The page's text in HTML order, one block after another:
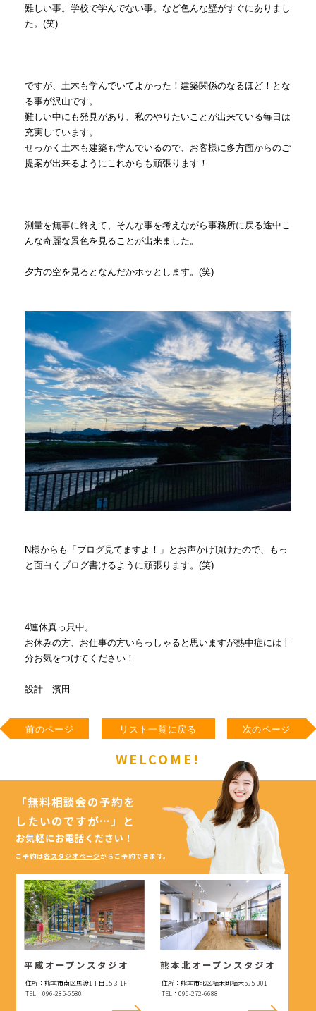
難しい事。学校で学んでない事。など色んな壁がすぐにありまし
た。(笑)
ですが、土木も学んでいてよかった！建築関係のなるほど！とな
る事が沢山です。
難しい中にも発見があり、私のやりたいことが出来ている毎日は
充実しています。
せっかく土木も建築も学んでいるので、お客様に多方面からのご
提案が出来るようにこれからも頑張ります！
測量を無事に終えて、そんな事を考えながら事務所に戻る途中こ
んな奇麗な景色を見ることが出来ました。
夕方の空を見るとなんだかホッとします。(笑)
N様からも「ブログ見てますよ！」とお声かけ頂けたので、もっ
と面白くブログ書けるように頑張ります。(笑)
4連休真っ只中。
お休みの方、お仕事の方いらっしゃると思いますが熱中症には十
分お気をつけてください！
設計 濱田
前のページ リスト一覧に戻る 次のページ
WELCOME!
「無料相談会の予約を
したいのですが…」
と
お気軽にお電話ください！
ご予約は各スタジオページからご予約できます。
平成オープンスタジオ
住所：熊本市南区馬渡1丁目15-3-1F
TEL：096-285-6580
熊本北オープンスタジオ
住所：熊本市北区植木町植木595-001
TEL：096-272-6688